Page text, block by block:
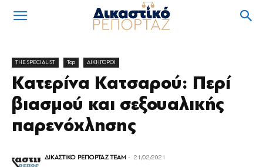
THE SPECIALIST Top ΔΙΚΗΓΟΡΟΙ
Κατερίνα Κατσαρού: Περί
βιασμού και σεξουαλικής
παρενόχλησης
ΔΙΚΑΣΤΙΚΟ ΡΕΠΟΡΤΑΖ TEAM - 21/02/2021